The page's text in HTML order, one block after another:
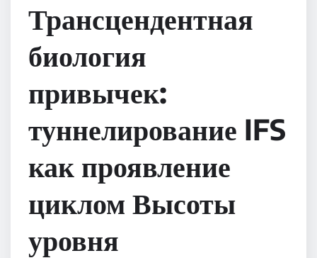
Трансцендентная
биология
привычек:
туннелирование IFS
как проявление
циклом Высоты
уровня